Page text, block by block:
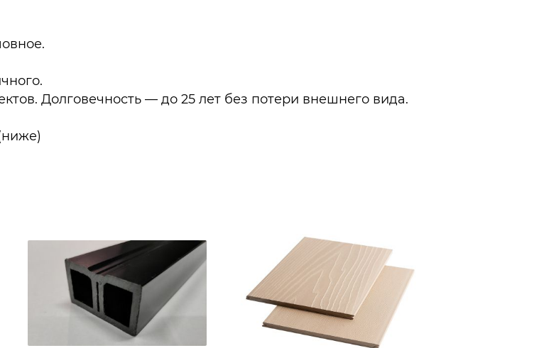
Долговечность — до 25 лет без потери внешнего вида.